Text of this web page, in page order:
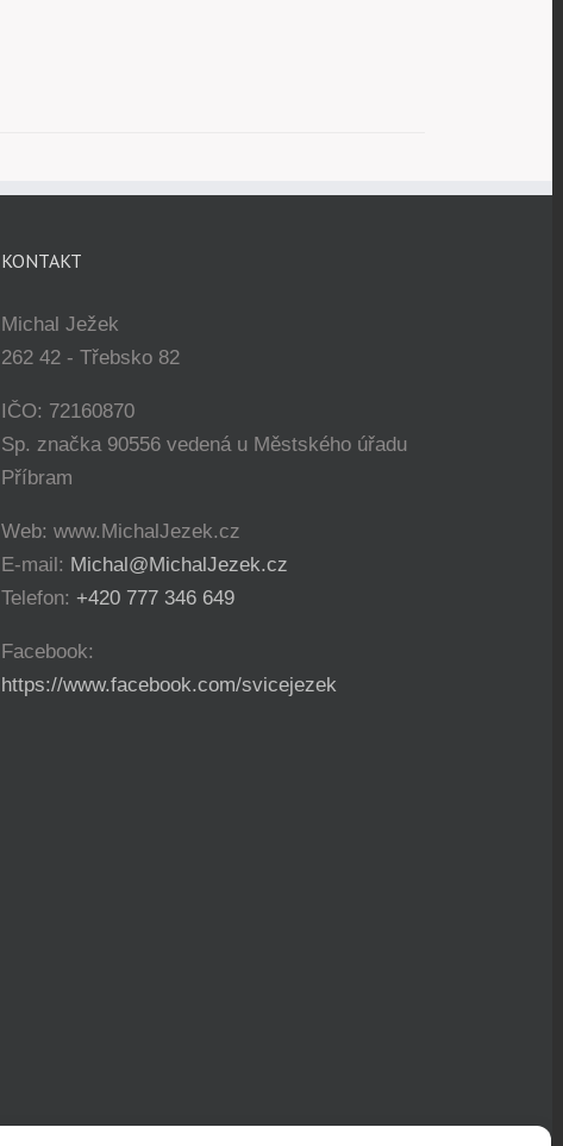
KONTAKT
Michal Ježek
262 42 - Třebsko 82
IČO: 72160870
Sp. značka 90556 vedená u Městského úřadu
Příbram
Web: www.MichalJezek.cz
E-mail: Michal@MichalJezek.cz
Telefon: +420 777 346 649
Facebook:
https://www.facebook.com/svicejezek